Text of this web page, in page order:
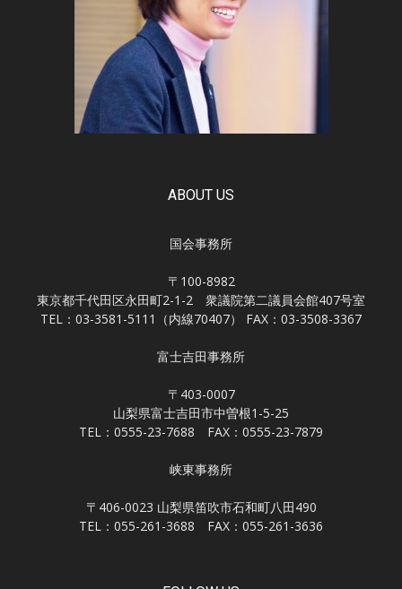
ABOUT US
国会事務所
〒100-8982
東京都千代田区永田町2-1-2 衆議院第二議員会館407号室
TEL：03-3581-5111（内線70407） FAX：03-3508-3367
富士吉田事務所
〒403-0007
山梨県富士吉田市中曽根1-5-25
TEL：0555-23-7688 FAX：0555-23-7879
峡東事務所
〒406-0023 山梨県笛吹市石和町八田490
TEL：055-261-3688 FAX：055-261-3636